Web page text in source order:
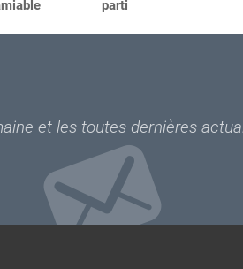
parti
et les toutes dernières